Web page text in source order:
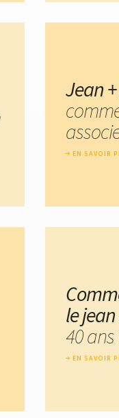
Jean
EN SAVOIR
le jean
40 ans
EN SAVOIR